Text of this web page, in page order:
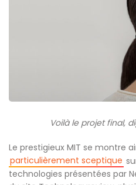
Voilà le projet final,
Le prestigieux MIT se montre
particulièrement sceptique
technologies présentées par